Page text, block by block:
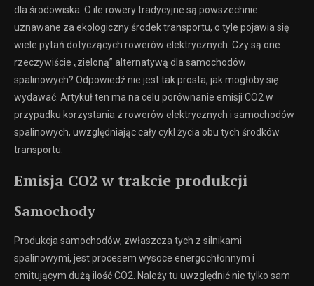
dla środowiska. O ile rowery tradycyjne są powszechnie
uznawane za ekologiczny środek transportu, o tyle pojawia się
wiele pytań dotyczących rowerów elektrycznych. Czy są one
rzeczywiście „zieloną” alternatywą dla samochodów
spalinowych? Odpowiedź nie jest tak prosta, jak mogłoby się
wydawać. Artykuł ten ma na celu porównanie emisji CO2 w
przypadku korzystania z rowerów elektrycznych i samochodów
spalinowych, uwzględniając cały cykl życia obu tych środków
transportu.
Emisja CO2 w trakcie produkcji
Samochody
Produkcja samochodów, zwłaszcza tych z silnikami
spalinowymi, jest procesem wysoce energochłonnym i
emitującym dużą ilość CO2. Należy tu uwzględnić nie tylko sam